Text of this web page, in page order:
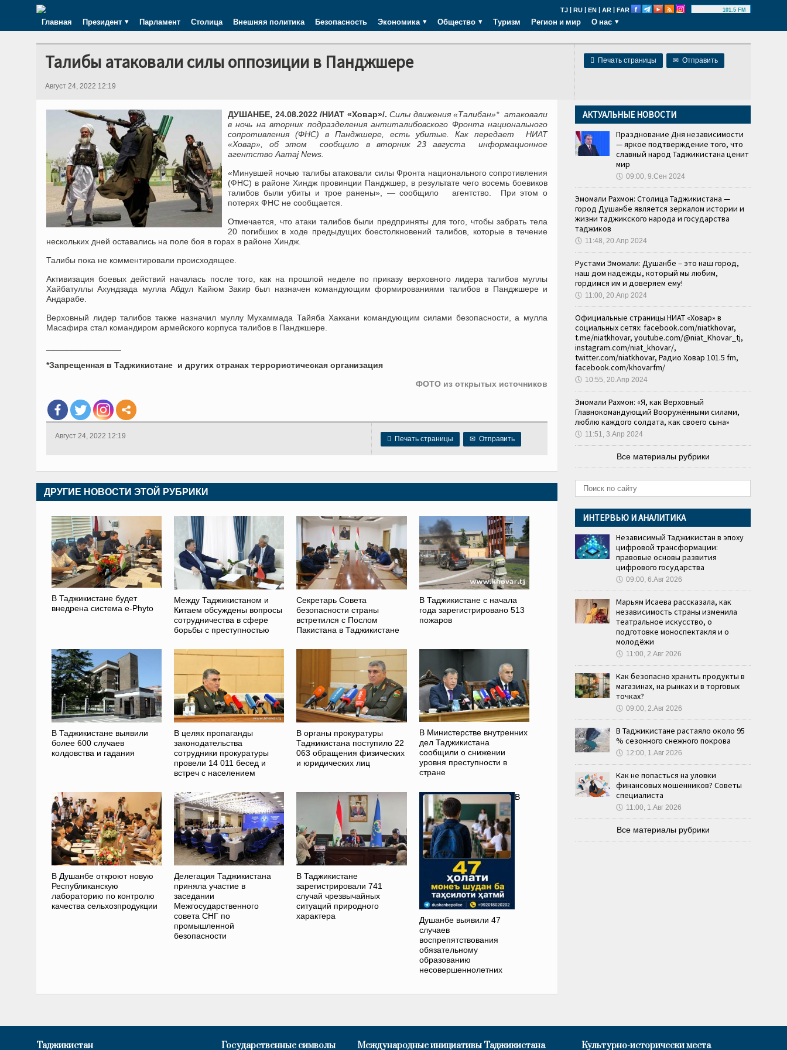
TJ | RU | EN | AR | FAR 101.5 FM
Главная Президент Парламент Столица Внешняя политика Безопасность Экономика Общество Туризм Регион и мир О нас
 Печать страницы ✉ Отправить
Талибы атаковали силы оппозиции в Панджшере
Август 24, 2022 12:19
ДУШАНБЕ, 24.08.2022 /НИАТ «Ховар»/. Силы движения «Талибан»* атаковали
в ночь на вторник подразделения антиталибовского Фронта национального
сопротивления (ФНС) в Панджшере, есть убитые. Как передает НИАТ
«Ховар», об этом сообщило в вторник 23 августа информационное
агентство Aamaj News.
«Минувшей ночью талибы атаковали силы Фронта национального сопротивления
(ФНС) в районе Хиндж провинции Панджшер, в результате чего восемь боевиков
талибов были убиты и трое ранены», — сообщило агентство. При этом о
потерях ФНС не сообщается.
Отмечается, что атаки талибов были предприняты для того, чтобы забрать тела
20 погибших в ходе предыдущих боестолкновений талибов, которые в течение
нескольких дней оставались на поле боя в горах в районе Хиндж.
Талибы пока не комментировали происходящее.
Активизация боевых действий началась после того, как на прошлой неделе по приказу верховного лидера талибов муллы
Хайбатуллы Ахундзада мулла Абдул Кайюм Закир был назначен командующим формированиями талибов в Панджшере и
Андарабе.
Верховный лидер талибов также назначил муллу Мухаммада Тайяба Хаккани командующим силами безопасности, а мулла
Масафира стал командиром армейского корпуса талибов в Панджшере.
*Запрещенная в Таджикистане и других странах террористическая организация
ФОТО из открытых источников
 Печать страницы ✉ Отправить
Август 24, 2022 12:19
ДРУГИЕ НОВОСТИ ЭТОЙ РУБРИКИ
В Таджикистане будет
внедрена система e-Phyto
Между Таджикистаном и
Китаем обсуждены вопросы
сотрудничества в сфере
борьбы с преступностью
Секретарь Совета
безопасности страны
встретился с Послом
Пакистана в Таджикистане
В Таджикистане с начала
года зарегистрировано 513
пожаров
В Таджикистане выявили
более 600 случаев
колдовства и гадания
В целях пропаганды
законодательства
сотрудники прокуратуры
провели 14 011 бесед и
встреч с населением
В органы прокуратуры
Таджикистана поступило 22
063 обращения физических
и юридических лиц
В Министерстве внутренних
дел Таджикистана
сообщили о снижении
уровня преступности в
стране
В Душанбе откроют новую
Республиканскую
лабораторию по контролю
качества сельхозпродукции
Делегация Таджикистана
приняла участие в
заседании
Межгосударственного
совета СНГ по
промышленной
безопасности
В Таджикистане
зарегистрировали 741
случай чрезвычайных
ситуаций природного
характера
В
Душанбе выявили 47
случаев
воспрепятствования
обязательному
образованию
несовершеннолетних
АКТУАЛЬНЫЕ НОВОСТИ
Празднование Дня независимости
— яркое подтверждение того, что
славный народ Таджикистана ценит
мир
🕔 09:00, 9.Сен 2024
Эмомали Рахмон: Столица Таджикистана —
город Душанбе является зеркалом истории и
жизни таджикского народа и государства
таджиков
🕔 11:48, 20.Апр 2024
Рустами Эмомали: Душанбе – это наш город,
наш дом надежды, который мы любим,
гордимся им и доверяем ему!
🕔 11:00, 20.Апр 2024
Официальные страницы НИАТ «Ховар» в
социальных сетях: facebook.com/niatkhovar,
t.me/niatkhovar, youtube.com/@niat_Khovar_tj,
instagram.com/niat_khovar/,
twitter.com/niatkhovar, Радио Ховар 101.5 fm,
facebook.com/khovarfm/
🕔 10:55, 20.Апр 2024
Эмомали Рахмон: «Я, как Верховный
Главнокомандующий Вооружёнными силами,
люблю каждого солдата, как своего сына»
🕔 11:51, 3.Апр 2024
Все материалы рубрики
ИНТЕРВЬЮ И АНАЛИТИКА
Независимый Таджикистан в эпоху
цифровой трансформации:
правовые основы развития
цифрового государства
🕔 09:00, 6.Авг 2026
Марьям Исаева рассказала, как
независимость страны изменила
театральное искусство, о
подготовке моноспектакля и о
молодёжи
🕔 11:00, 2.Авг 2026
Как безопасно хранить продукты в
магазинах, на рынках и в торговых
точках?
🕔 09:00, 2.Авг 2026
В Таджикистане растаяло около 95
% сезонного снежного покрова
🕔 12:00, 1.Авг 2026
Как не попасться на уловки
финансовых мошенников? Советы
специалиста
🕔 11:00, 1.Авг 2026
Все материалы рубрики
Таджикистан Государственные символы Международные инициативы Таджикистана Культурно-исторически места